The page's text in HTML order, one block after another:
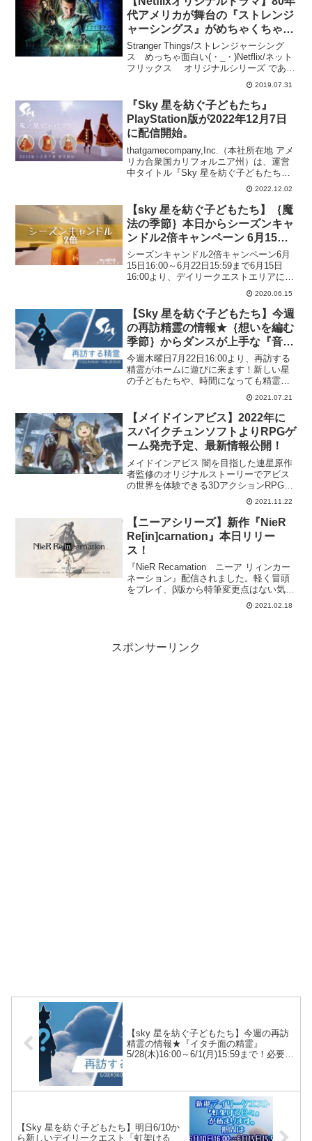
代アメリカが舞台の『ストレンジ
ャーシングス』がめちゃくちゃ面
白いよ！公式から配信されてるゲ
ームがレトロで可愛いくて面白い
のでとにかくおすすめ♪
Stranger Things/ストレンジャーシング
ス めっちゃ面白い(・_・)Netflix/ネット
フリックス オリジナルシリーズ である
【Stranger Things】は現在シーズン3まで
配信されています。シーズン4の制作も前
向きの...
2019.07.31
『Sky 星を紡ぐ子どもたち』
PlayStation版が2022年12月7日
に配信開始。
thatgamecompany,Inc.（本社所在地 アメ
リカ合衆国カリフォルニア州）は、運営
中タイトル『Sky 星を紡ぐ子どもたち』
（以下Sky）のPlayStation版を、2022年
12月7日（水）に配信いたします。これま
でにApp ...
2022.12.02
【sky 星を紡ぐ子どもたち】｛魔
法の季節｝本日からシーズンキャ
ンドル2倍キャンペーン 6月15日
16:00～6月22日15:59まで！
シーズンキャンドル2倍キャンペーン6月
15日16:00～6月22日15:59まで6月15日
16:00より、デイリークエストエリアに登
場するシーズンキャンドルが2倍となり、
全ての光のかけらを集めることで毎日2本
精錬できるようになります。ぜひ8...
2020.06.15
【Sky 星を紡ぐ子どもたち】今週
の再訪精霊の情報★｛想いを編む
季節｝からダンスが上手な『音と
舞う幼子』精霊が再訪！7月22日
(木)16:00～7月26日(月)16:59ま
で！必要なキャンドル数は？？
今週木曜日7月22日16:00より、再訪する
精霊がホームに遊びに来ます！新しい星
の子どもたちや、時間になっても精霊さ
んとホームで会えない、という星の子ど
もたちは、峡谷までのストーリーを完了
しているか、確認してみてくださいね✨
この精霊さんは誰...
2021.07.21
【メイドインアビス】2022年に
スパイクチュンソフトよりRPGゲ
ーム発売予定、最新情報公開！
メイドインアビス 闇を目指した連星原作
者監修のオリジナルストーリーでアビス
の世界を体験できる3DアクションRPG
が、PS4/Nintendo Switch/Steamにて登
場。最新の画像がティザーサイトにて公
開ティザーサイト＜ゲーム オリジ...
2021.11.22
【ニーアシリーズ】新作『NieR
Re[in]carnation』本日リリー
ス！
『NieR Recarnation ニーア リィンカー
ネーション』配信されました。軽く冒頭
をプレイ、β版から特筆変更点はない気が
します。もちろんフルボイスになってい
ますし、ぼかされていたところは無くな
2021.02.18
スポンサーリンク
【sky 星を紡ぐ子どもたち】今週の再訪
精霊の情報★『イタチ面の精霊』
5/28(木)16:00～6/1(月)15:59まで！必要な
【Sky 星を紡ぐ子どもたち】明日6/10か
ら新しいデイリークエスト「虹架ける